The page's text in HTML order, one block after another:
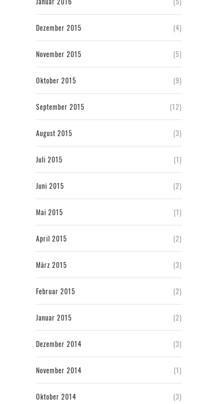
Dezember 2015 (4)
November 2015 (5)
Oktober 2015 (9)
September 2015 (12)
August 2015 (3)
Juli 2015 (1)
Juni 2015 (2)
Mai 2015 (1)
April 2015 (2)
März 2015 (3)
Februar 2015 (2)
Januar 2015 (2)
Dezember 2014 (3)
November 2014 (1)
Oktober 2014 (3)